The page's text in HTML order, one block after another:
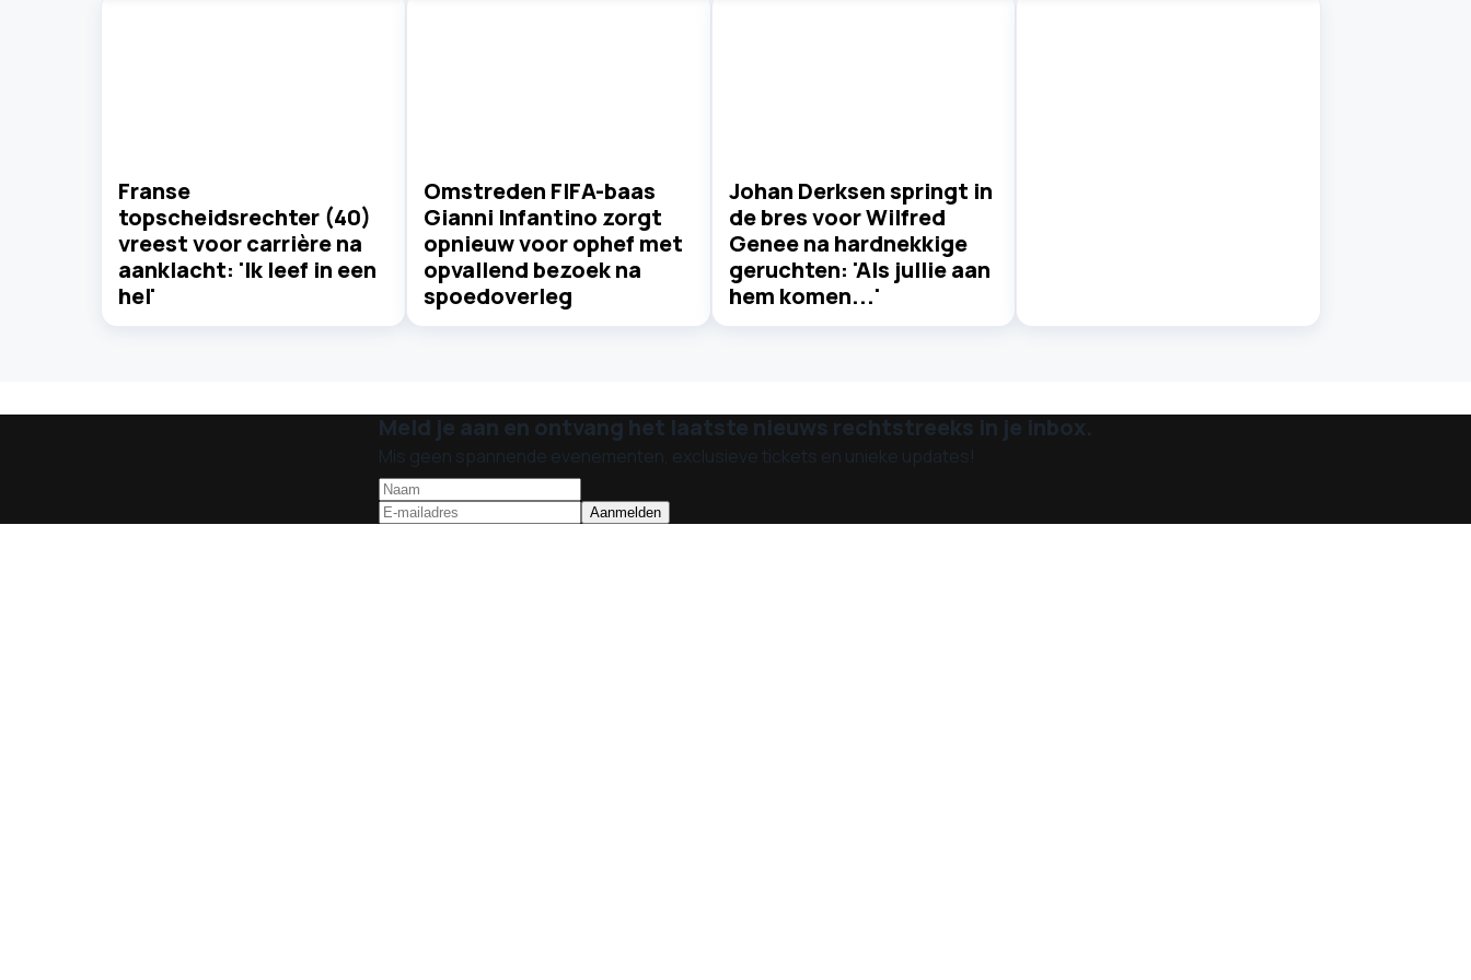
Franse
topscheidsrechter (40)
vreest voor carrière na
aanklacht: 'Ik leef in een
hel'
Omstreden FIFA-baas
Gianni Infantino zorgt
opnieuw voor ophef met
opvallend bezoek na
spoedoverleg
Johan Derksen springt in
de bres voor Wilfred
Genee na hardnekkige
geruchten: 'Als jullie aan
hem komen...'
Meld je aan en ontvang het laatste nieuws rechtstreeks in je inbox.
Mis geen spannende evenementen, exclusieve tickets en unieke updates!